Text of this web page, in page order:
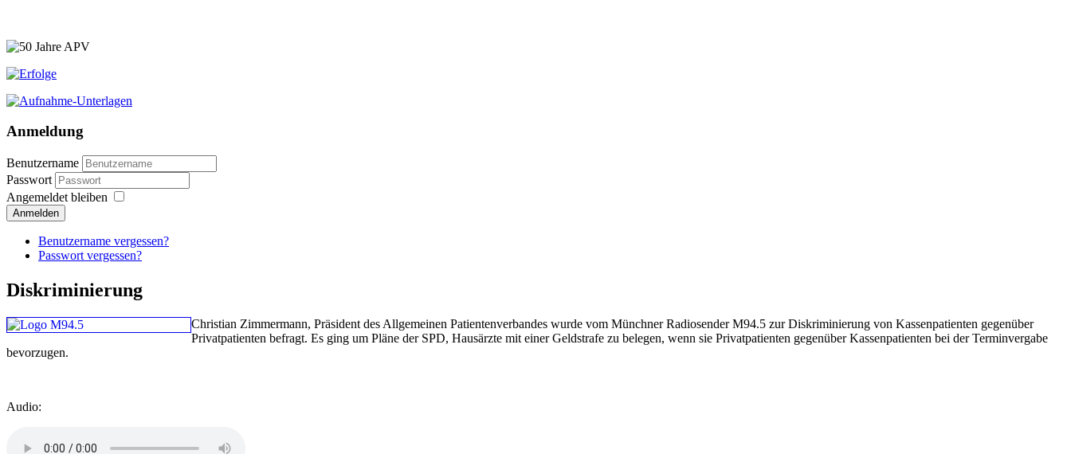
Anmeldung
Benutzername
Passwort
Angemeldet bleiben
Anmelden
Benutzername vergessen?
Passwort vergessen?
Diskriminierung
Christian Zimmermann, Präsident des Allgemeinen Patientenverbandes wurde vom Münchner Radiosender M94.5 zur Diskriminierung von Kassenpatienten gegenüber
Privatpatienten befragt. Es ging um Pläne der SPD, Hausärzte mit einer Geldstrafe zu belegen, wenn sie Privatpatienten gegenüber Kassenpatienten bei der Terminvergabe
bevorzugen.
Audio: